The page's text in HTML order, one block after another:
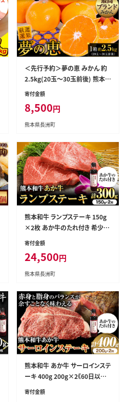
＜先行予約＞夢の恵 みかん 約
2.5kg(20玉～30玉前後) 熊本県
産 （長洲町産含む） 糖度12度以
用 贈り物《11月中旬-2月中旬頃
出荷》 熊本県 長洲町---ng_yum
寄付金額
8,500円
熊本県長洲町
熊本和牛 ランプステーキ 150g
×2枚 あか牛のたれ付き 希少部
位 熊本県産 あか牛 赤牛 あかう
し 三協畜産《60日以内に出荷予
定(土日祝除く)》---sn_fskarnst
k_r7_60d_24500_300g---
寄付金額
24,500円
熊本県長洲町
熊本和牛 あか牛 サーロインステ
ーキ 400g 200g×2《60日以内
に出荷予定(土日祝除く)》三協畜
産 あか牛 牛肉---sn_fskasrnst
寄付金額